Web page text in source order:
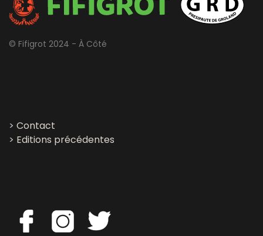
© Fifigrot 2024 - À Côté
> Contact
> Editions précédentes